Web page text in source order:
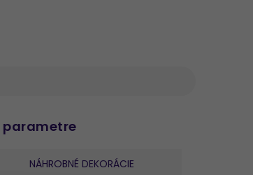
NÁHROBNÉ DEKORÁCIE